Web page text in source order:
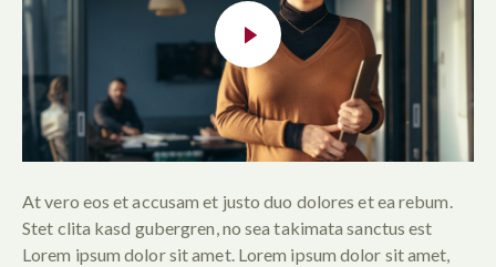
At vero eos et accusam et justo duo dolores et ea rebum.
Stet clita kasd gubergren, no sea takimata sanctus est
Lorem ipsum dolor sit amet. Lorem ipsum dolor sit amet,